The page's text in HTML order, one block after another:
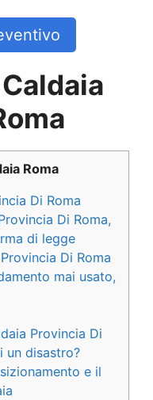
Roma
Di Roma
Di Roma,
di legge
Di Roma
mai usato,
Provincia Di
un disastro?
e il